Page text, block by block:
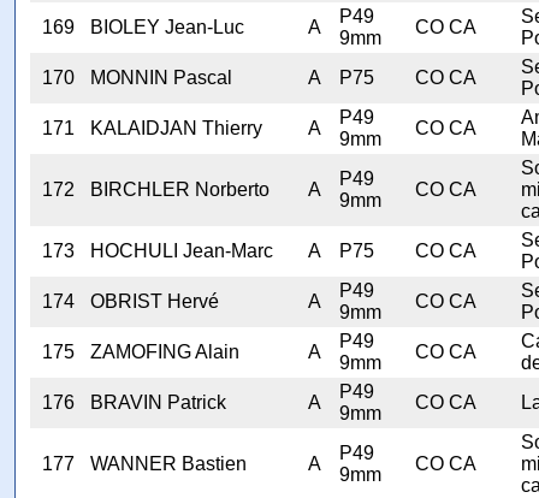
169
BIOLEY Jean-Luc A
P49
9mm
CO CA
170
MONNIN Pascal A P75 CO CA
171
KALAIDJAN Thierry A
P49
9mm
CO CA
172 BIRCHLER Norberto A
P49
9mm
CO CA
173
HOCHULI Jean-Marc A P75 CO CA
174
OBRIST Hervé A
P49
9mm
CO CA
175
ZAMOFING Alain A
P49
9mm
CO CA
176
BRAVIN Patrick A
P49
9mm
CO CA
177 WANNER Bastien A
P49
9mm
CO CA